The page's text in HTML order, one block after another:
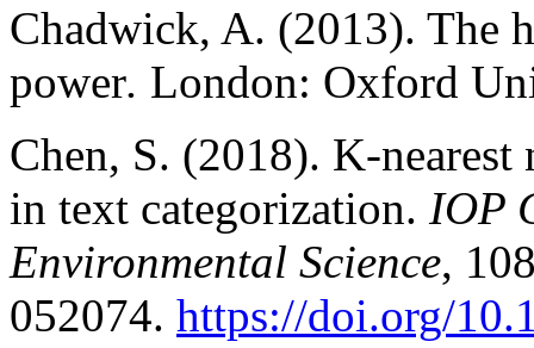
Chadwick, A. (2013). The
power. London: Oxford
Chen, S. (2018). K-
in text categorization. IOP
Environmental Science,
052074. https://doi.org/